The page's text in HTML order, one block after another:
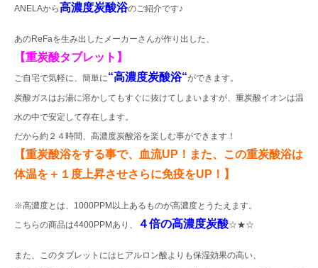
ANELAから高濃度炭酸浴のご紹介です♪
あのReFaを生み出したメーカーさんが作り出した、
【重炭酸タブレット】
ご自宅で気軽に、簡単に“高濃度炭酸浴“ができます。
炭酸ガスはお湯に溶かしてもすぐに抜けてしまいますが、重炭酸イオンは温
水の中で安定して存在します。
だから約２４時間、高濃度炭酸浴を楽しむ事ができます！
【重炭酸浴をする事で、血流UP！また、この重炭酸浴は
体温を＋１度上昇させさらに免疫をUP！】
※高濃度とは、1000PPM以上あるものが高濃度とうたえます。
こちらの商品は4400PPMあり、
４倍の高濃度炭酸☆★☆
また、このタブレットにはヒアルロン酸よりも保湿効果の高い、